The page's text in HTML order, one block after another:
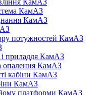
КамАЗ
КамАЗ
КамАЗ
потужностей КамАЗ
і приладдя КамАЗ
опалення КамАЗ
кабіни КамАЗ
КамАЗ
платформи КамАЗ